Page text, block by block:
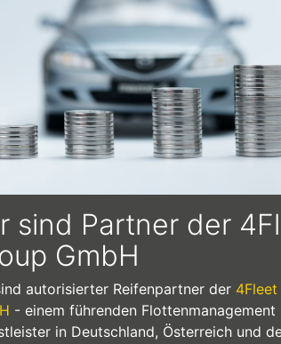
sind Partner der
GmbH
autorisierter Reifenpartner der
- einem führenden Flottenmanagement
in Deutschland, Österreich und